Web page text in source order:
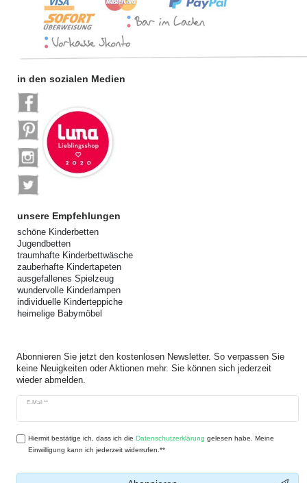
in den sozialen Medien
unsere Empfehlungen
schöne Kinderbetten
Jugendbetten
traumhafte Kinderbettwäsche
zauberhafte Kindertapeten
ausgefallenes Spielzeug
wundervolle Kinderlampen
individuelle Kinderteppiche
heimelige Babymöbel
Abonnieren Sie jetzt den kostenlosen Newsletter. So verpassen Sie
keine Neuigkeiten oder Aktionen mehr. Sie können sich jederzeit
wieder abmelden.
E-Mail **
Newsletter
Hiermit bestätige ich, dass ich die Daten­schutz­erklärung gelesen habe. Meine
Einwilligung kann ich jederzeit widerrufen.**